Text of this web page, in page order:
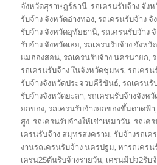
จังหวัดสุราษฎร์ธานี,รถเครนรับจ้าง จัง
รับจ้าง จังหวัดอ่างทอง,รถเครนรับจ้าง
รับจ้าง จังหวัดอุทัยธานี,รถเครนรับจ้าง
รับจ้าง จังหวัดเลย,รถเครนรับจ้าง จังหวั
แม่ฮ่องสอน,รถเครนรับจ้าง นครนายก,
รถเครนรับจ้าง ในจังหวัดชุมพร,รถเคร
รับจ้างจังหวัดประจวบคีรีขันธ์,รถเครนรั
รับจ้างจังหวัดยะลา,รถเครนรับจ้างจังห
ยกของ,รถเครนรับจ้างยกของขึ้นดาดฟ้า
สูง,รถเครนรับจ้างให้เช่าเหมาวัน,รถเค
เครนรับจ้าง สมุทรสงคราม,รับจ้างรถเ
งานรถเครนรับจ้าง นครปฐม,หารถเครน
เครน25ตันรับจ้างรายวัน, เครนมีปจ2รับ